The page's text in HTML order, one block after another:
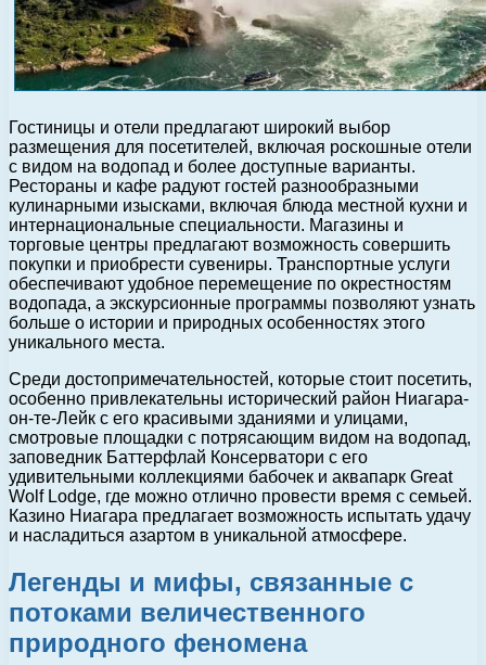
Гостиницы и отели предлагают широкий выбор
размещения для посетителей, включая роскошные отели
с видом на водопад и более доступные варианты.
Рестораны и кафе радуют гостей разнообразными
кулинарными изысками, включая блюда местной кухни и
интернациональные специальности. Магазины и
торговые центры предлагают возможность совершить
покупки и приобрести сувениры. Транспортные услуги
обеспечивают удобное перемещение по окрестностям
водопада, а экскурсионные программы позволяют узнать
больше о истории и природных особенностях этого
уникального места.
Среди достопримечательностей, которые стоит посетить,
особенно привлекательны исторический район Ниагара-
он-те-Лейк с его красивыми зданиями и улицами,
смотровые площадки с потрясающим видом на водопад,
заповедник Баттерфлай Консерватори с его
удивительными коллекциями бабочек и аквапарк Great
Wolf Lodge, где можно отлично провести время с семьей.
Казино Ниагара предлагает возможность испытать удачу
и насладиться азартом в уникальной атмосфере.
Легенды и мифы, связанные с
потоками величественного
природного феномена